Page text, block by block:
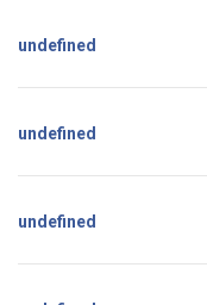
undefined
undefined
undefined